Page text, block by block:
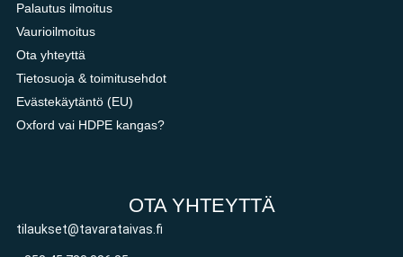
Palautus ilmoitus
Vaurioilmoitus
Ota yhteyttä
Tietosuoja & toimitusehdot
Evästekäytäntö (EU)
Oxford vai HDPE kangas?
OTA YHTEYTTÄ
tilaukset@tavarataivas.fi